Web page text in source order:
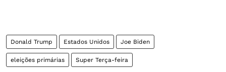
Donald Trump Estados Unidos Joe Biden
eleições primárias Super Terça-feira